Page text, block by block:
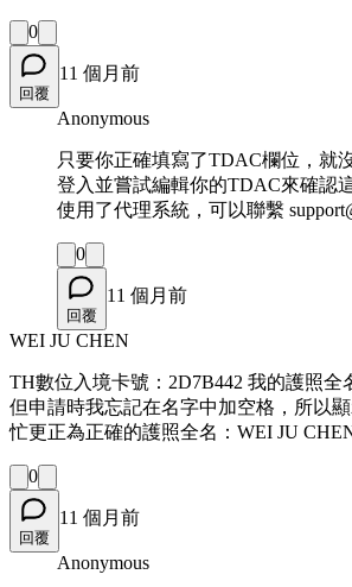
0
回覆
11 個月前
Anonymous
只要你正確填寫了TDAC欄位，就
登入並嘗試編輯你的TDAC來確認
使用了代理系統，可以聯繫
0
回覆
11 個月前
WEI JU CHEN
TH數位入境卡號：2D7B442 我的護照全
但申請時我忘記在名字中加空格，所以
忙更正為正確的護照全名：WEI JU
0
回覆
11 個月前
Anonymous